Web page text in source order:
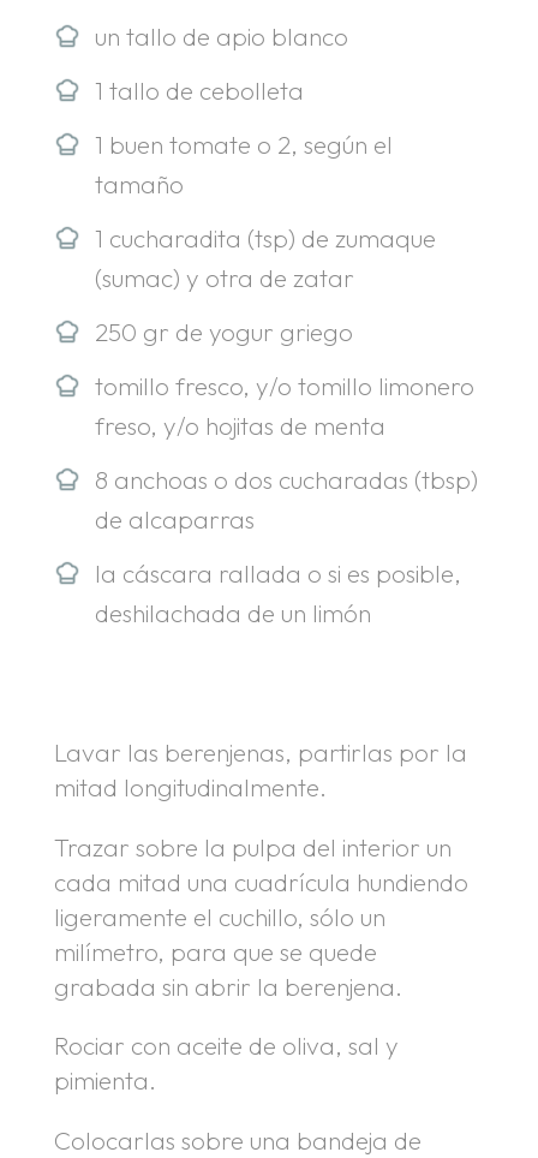
un tallo de apio blanco
1 tallo de cebolleta
1 buen tomate o 2, según el
tamaño
1 cucharadita (tsp) de zumaque
(sumac) y otra de zatar
250 gr de yogur griego
tomillo fresco, y/o tomillo limonero
freso, y/o hojitas de menta
8 anchoas o dos cucharadas (tbsp)
de alcaparras
la cáscara rallada o si es posible,
deshilachada de un limón
Lavar las berenjenas, partirlas por la
mitad longitudinalmente.
Trazar sobre la pulpa del interior un
cada mitad una cuadrícula hundiendo
ligeramente el cuchillo, sólo un
milímetro, para que se quede
grabada sin abrir la berenjena.
Rociar con aceite de oliva, sal y
pimienta.
Colocarlas sobre una bandeja de